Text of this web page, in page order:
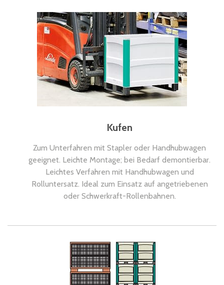
Kufen
Zum Unterfahren mit Stapler oder Handhubwagen
geeignet. Leichte Montage; bei Bedarf demontierbar.
Leichtes Verfahren mit Handhubwagen und
Rolluntersatz. Ideal zum Einsatz auf angetriebenen
oder Schwerkraft-Rollenbahnen.